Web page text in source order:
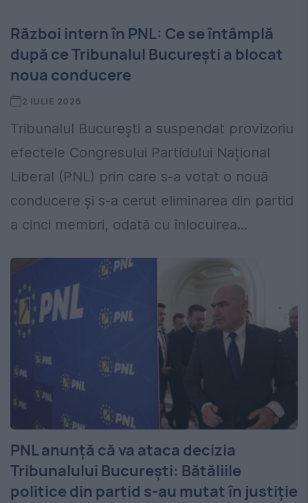
Război intern în PNL: Ce se întâmplă
după ce Tribunalul București a blocat
noua conducere
2 IULIE 2026
Tribunalul București a suspendat provizoriu
efectele Congresului Partidului Național
Liberal (PNL) prin care s-a votat o nouă
conducere și s-a cerut eliminarea din partid
a cinci membri, odată cu înlocuirea...
PNL anunță că va ataca decizia
Tribunalului București: Bătăliile
politice din partid s-au mutat în justiţie